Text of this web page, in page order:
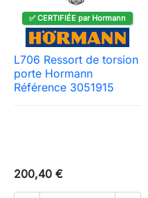
✅ CERTIFIÉE par Hormann
L706 Ressort de torsion
porte Hormann
Référence 3051915
200,40 €